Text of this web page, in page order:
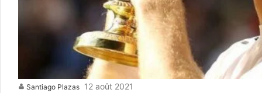
Santiago Plazas 12 août 2021